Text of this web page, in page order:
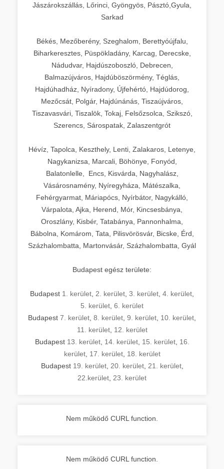
Jászárokszállás, Lőrinci, Gyöngyös, Pásztó,Gyula,
Sarkad
Békés, Mezőberény, Szeghalom, Berettyóújfalu,
Biharkeresztes, Püspökladány, Karcag, Derecske,
Nádudvar, Hajdúszoboszló, Debrecen,
Balmazújváros, Hajdúböszörmény, Téglás,
Hajdúhadház, Nyíradony, Újfehértó, Hajdúdorog,
Mezőcsát, Polgár, Hajdúnánás, Tiszaújváros,
Tiszavasvári, Tiszalök, Tokaj, Felsőzsolca, Szikszó,
Szerencs, Sárospatak, Zalaszentgrót
Hévíz, Tapolca, Keszthely, Lenti, Zalakaros, Letenye,
Nagykanizsa, Marcali, Böhönye, Fonyód,
Balatonlelle, Encs, Kisvárda, Nagyhalász,
Vásárosnamény, Nyíregyháza, Mátészalka,
Fehérgyarmat, Máriapócs, Nyírbátor, Nagykálló,
Várpalota, Ajka, Herend, Mór, Kincsesbánya,
Oroszlány, Kisbér, Tatabánya, Pannonhalma,
Bábolna, Komárom, Tata, Pilisvörösvár, Bicske, Érd,
Százhalombatta, Martonvásár, Százhalombatta, Gyál
Budapest egész területe:
Budapest 1. kerület 2. kerület 3. kerület 4. kerület
5. kerület 6. kerület
Budapest 7. kerület 8. kerület 9. kerület 10. kerület
11. kerület, 12. kerület
Budapest 13. kerület, 14. kerület, 15. kerület, 16.
kerület, 17. kerület, 18. kerület
Budapest 19. kerület, 20. kerület, 21. kerület,
22.kerület 23. kerület
Nem működő CURL function.
Nem működő CURL function.